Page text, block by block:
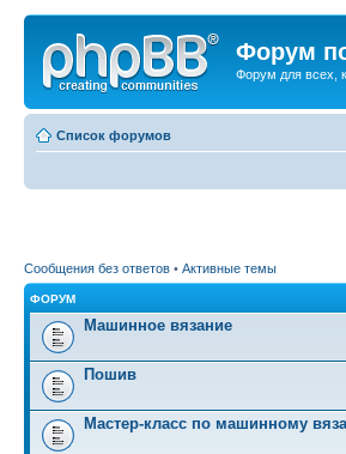
Форум
Форум для всех,
Список форумов
Сообщения без ответов • Активные темы
ФОРУМ
Машинное вязание
Пошив
Мастер-класс по машинному